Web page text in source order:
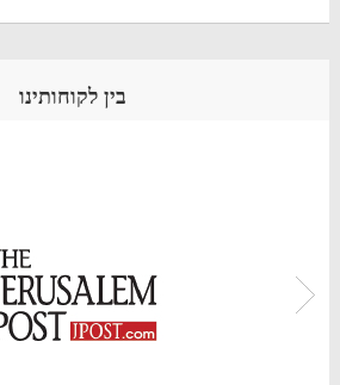
בין לקוחותינו